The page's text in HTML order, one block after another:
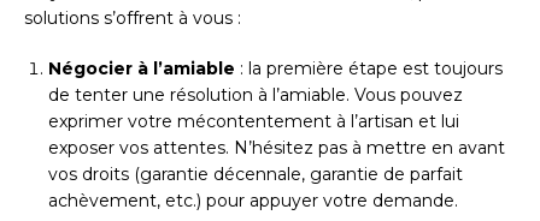
solutions s’offrent à vous :
Négocier à l’amiable : la première étape est toujours
de tenter une résolution à l’amiable. Vous pouvez
exprimer votre mécontentement à l’artisan et lui
exposer vos attentes. N’hésitez pas à mettre en avant
vos droits (garantie décennale, garantie de parfait
achèvement, etc.) pour appuyer votre demande.